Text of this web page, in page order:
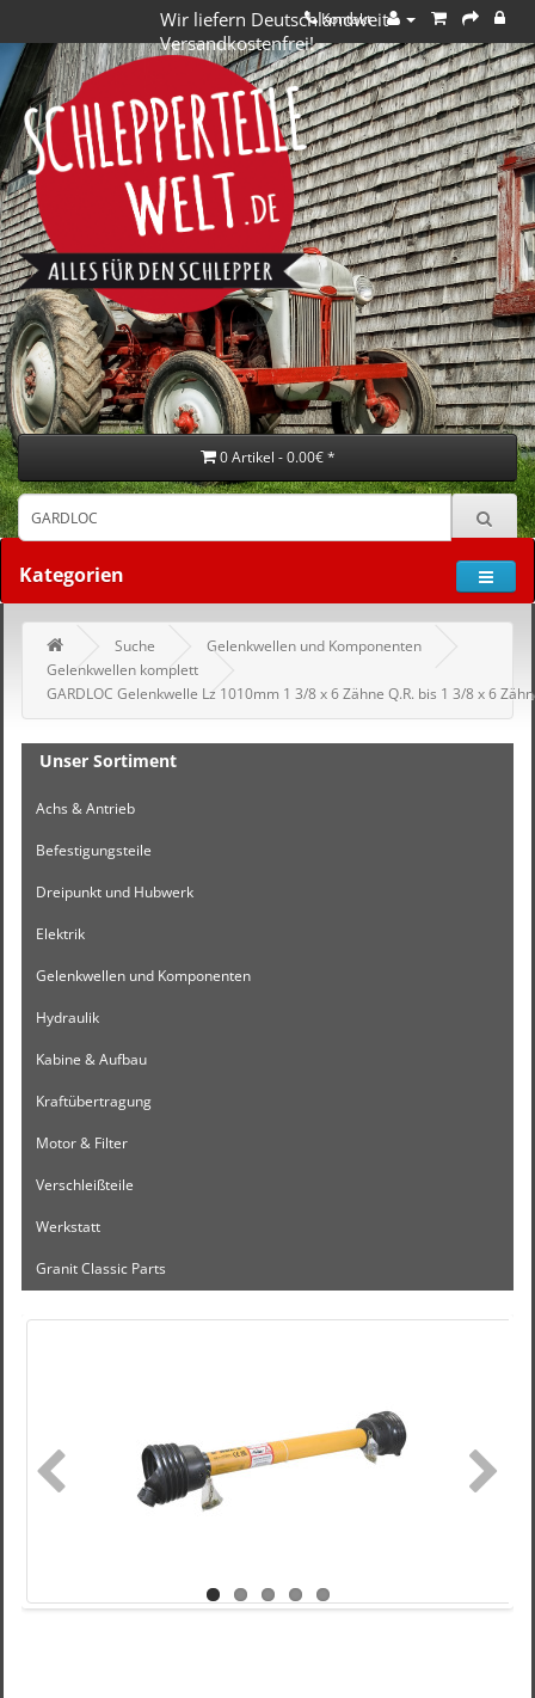
Wir liefern Deutschlandweit
Versandkostenfrei!
Kontakt
0 Artikel - 0.00€ *
Kategorien
Suche
Gelenkwellen und Komponenten
Gelenkwellen komplett
GARDLOC Gelenkwelle Lz 1010mm 1 3/8 x 6 Zähne Q.R. bis 1 3/8 x 6
Unser Sortiment
Achs & Antrieb
Befestigungsteile
Dreipunkt und Hubwerk
Elektrik
Gelenkwellen und Komponenten
Hydraulik
Kabine & Aufbau
Kraftübertragung
Motor & Filter
Verschleißteile
Werkstatt
Granit Classic Parts